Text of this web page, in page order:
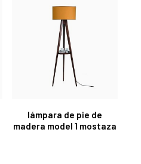
lámpara de pie de
madera model 1 mostaza